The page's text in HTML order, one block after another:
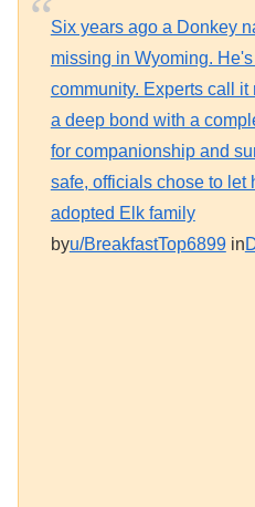
Six years ago a Donkey
missing in Wyoming.
community. Experts call
a deep bond with a
for companionship and
safe, officials chose to let
adopted Elk family
byu/BreakfastTop6899in